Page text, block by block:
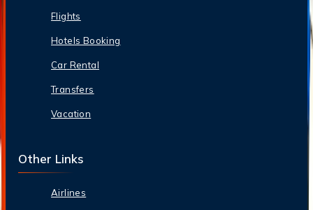
Flights
Hotels Booking
Car Rental
Transfers
Vacation
Other Links
Airlines